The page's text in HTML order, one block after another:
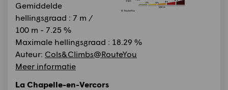
Gemiddelde
hellingsgraad : 7 m /
100 m - 7.25 %
Maximale hellingsgraad : 18.29 %
Auteur: Cols&Climbs@RouteYou
Meer informatie
La Chapelle-en-Vercors